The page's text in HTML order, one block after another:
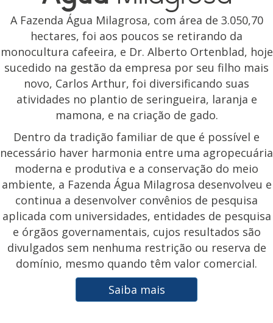
A Fazenda Água Milagrosa, com área de 3.050,70
hectares, foi aos poucos se retirando da
monocultura cafeeira, e Dr. Alberto Ortenblad, hoje
sucedido na gestão da empresa por seu filho mais
novo, Carlos Arthur, foi diversificando suas
atividades no plantio de seringueira, laranja e
mamona, e na criação de gado.
Dentro da tradição familiar de que é possível e
necessário haver harmonia entre uma agropecuária
moderna e produtiva e a conservação do meio
ambiente, a Fazenda Água Milagrosa desenvolveu e
continua a desenvolver convênios de pesquisa
aplicada com universidades, entidades de pesquisa
e órgãos governamentais, cujos resultados são
divulgados sem nenhuma restrição ou reserva de
domínio, mesmo quando têm valor comercial.
Saiba mais